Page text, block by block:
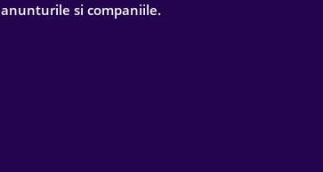
anunturile si companiile.